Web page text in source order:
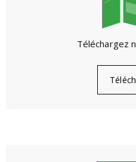
Téléchargez